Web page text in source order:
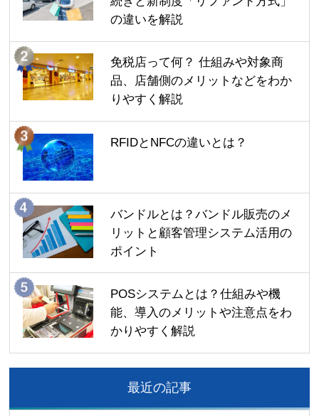
の違いを解説
免税店って何？ 仕組みや対象商
品、店舗側のメリットなどをわか
りやすく解説
RFIDとNFCの違いとは？
バンドルとは？バンドル販売のメ
リットと顧客管理システム活用の
ポイント
POSシステムとは？仕組みや機
能、導入のメリットや注意点をわ
かりやすく解説
最近の記事